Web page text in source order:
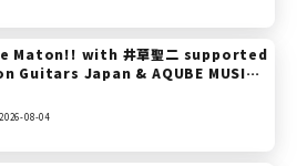
Maton!! with 井草聖二 supported
Guitars Japan & AQUBE MUSIC
08-04